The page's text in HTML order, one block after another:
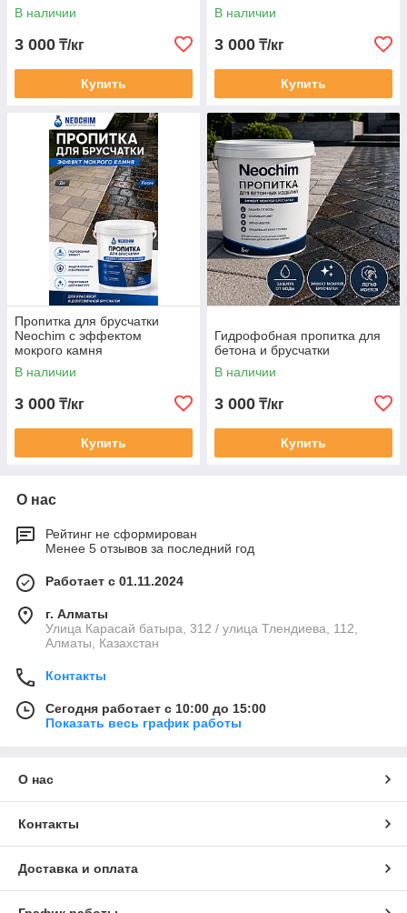
В наличии
3 000 ₸/кг
Купить
В наличии
3 000 ₸/кг
Купить
Пропитка для брусчатки
Neochim с эффектом
мокрого камня
В наличии
3 000 ₸/кг
Купить
Гидрофобная пропитка для
бетона и брусчатки
В наличии
3 000 ₸/кг
Купить
О нас
Рейтинг не сформирован
Менее 5 отзывов за последний год
Работает с 01.11.2024
г. Алматы
Улица Карасай батыра, 312 / улица Тлендиева, 112,
Алматы, Казахстан
Контакты
Сегодня работает с 10:00 до 15:00
Показать весь график работы
О нас
Контакты
Доставка и оплата